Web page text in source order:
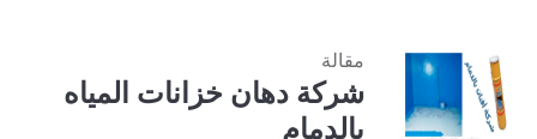
مقالة
شركة دهان خزانات المياه
بالدمام